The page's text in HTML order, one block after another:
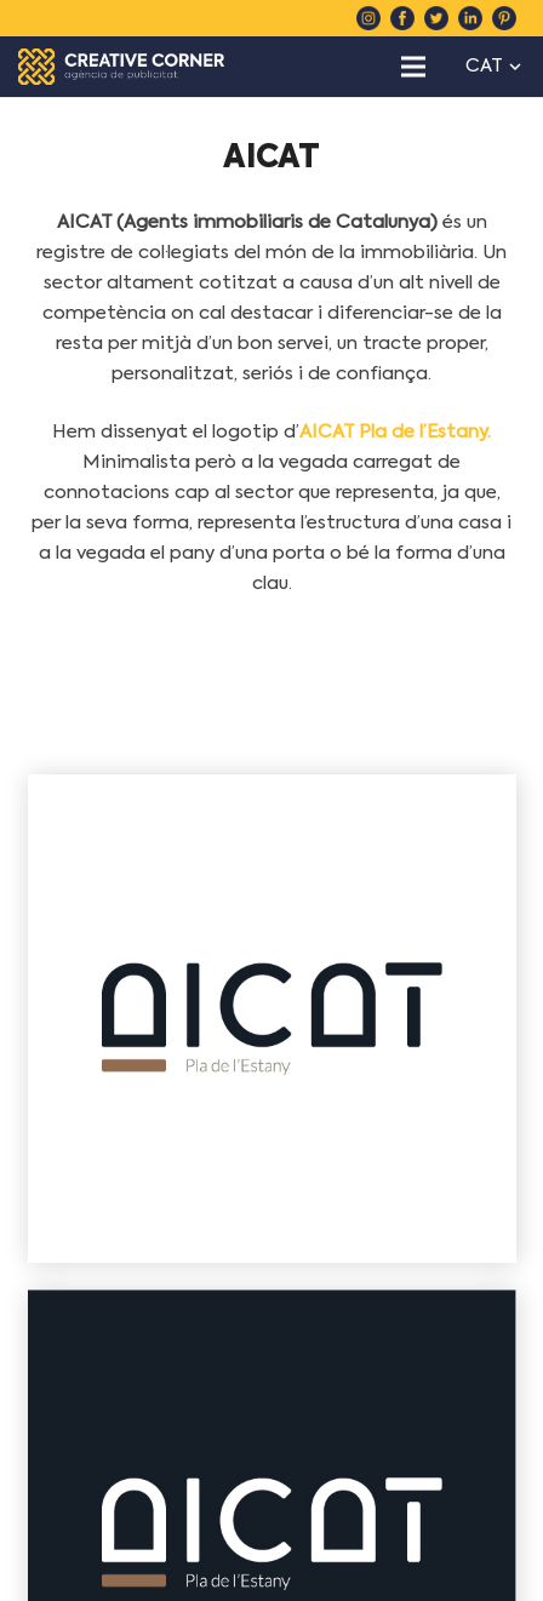
CAT
AICAT
AICAT (Agents immobiliaris de Catalunya)és un
registre de col·legiats del món de la immobiliària. Un
sector altament cotitzat a causa d’un alt nivell de
competència on cal destacar i diferenciar-se de la
resta per mitjà d’un bon servei, un tracte proper,
personalitzat, seriós i de confiança.
Hem dissenyat el logotip d’AICAT Pla de l’Estany.
Minimalista però a la vegada carregat de
connotacions cap al sector que representa, ja que,
per la seva forma, representa l’estructura d’una casa i
a la vegada el pany d’una porta o bé la forma d’una
clau.